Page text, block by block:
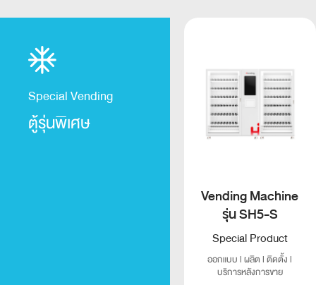
Special Vending
ตู้รุ่นพิเศษ
Vending Machine
รุ่น SH5-S
Special Product
ออกแบบ l ผลิต l ติดตั้ง l
บริการหลังการขาย